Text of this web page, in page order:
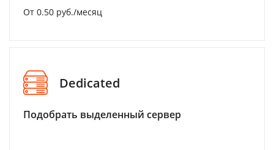
От 0.50 руб./месяц
Dedicated
Подобрать выделенный сервер